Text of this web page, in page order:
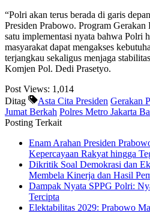
“Polri akan terus berada di garis
Presiden Prabowo. Program Gerakan
satu implementasi nyata bahwa Polri
masyarakat dapat mengakses
terjangkau sekaligus menjaga
Komjen Pol. Dedi Prasetyo.
Post Views: 1,014
Ditag
Asta Cita Presiden Gerakan
Jumat Berkah Polres Metro Jakarta
Posting Terkait
Enam Arahan Presiden
Kepercayaan Rakyat hingga
Dikritik Soal Demokrasi dan
Membela Kinerja dan Hasil
Dampak Nyata SPPG Polri:
Tercipta
Elektabilitas 2029: Prabowo